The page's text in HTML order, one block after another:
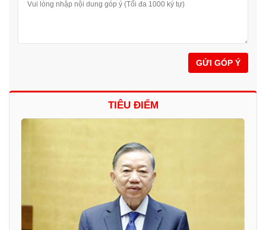
GỬI GÓP Ý
TIÊU ĐIỂM